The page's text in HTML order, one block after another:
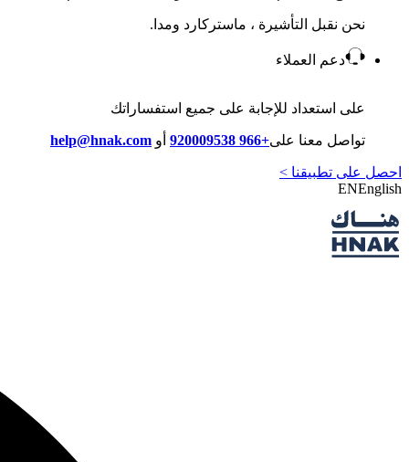
نحن نقبل التأشيرة ، ماستركارد ومدا.
دعم العملاء
على استعداد للإجابة على جميع استفساراتك
تواصل معنا على+966 920009538 أو help@hnak.com
احصل على تطبيقنا >
ENEnglish